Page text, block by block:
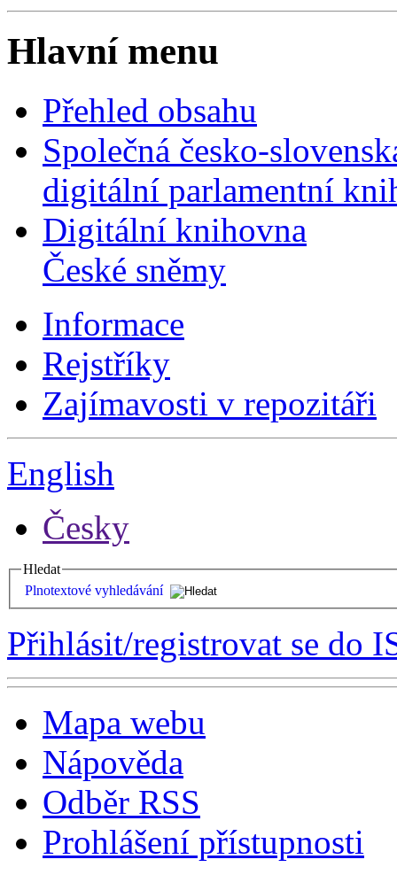
Hlavní menu
Přehled obsahu
Společná česko-
digitální parlamentní
Digitální knihovna
České sněmy
Informace
Rejstříky
Zajímavosti v repozitáři
English
Česky
Hledat
Plnotextové vyhledávání
Přihlásit/registrovat se do
Mapa webu
Nápověda
Odběr RSS
Prohlášení přístupnosti